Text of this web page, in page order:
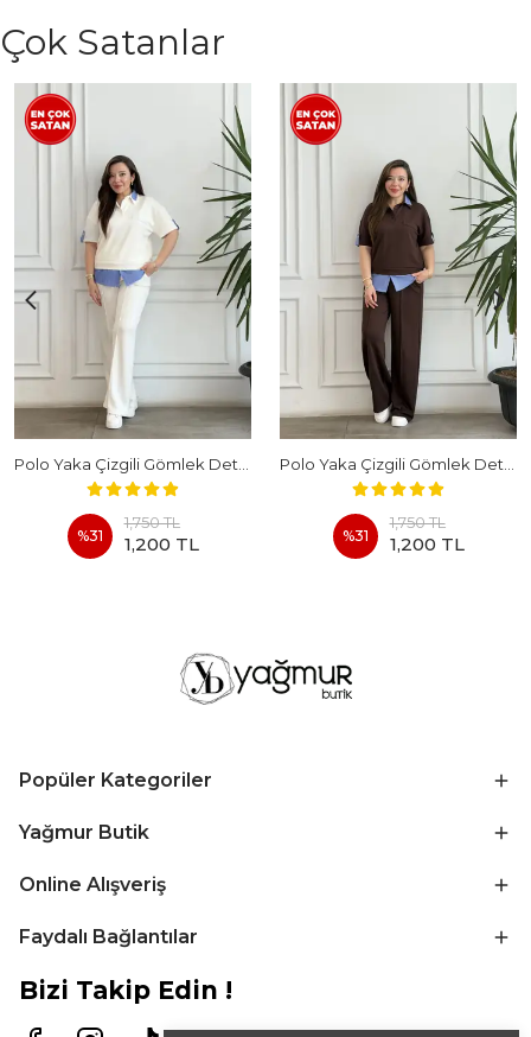
Çok Satanlar
%31
1,750 TL
1,200 TL %31
1,750 TL
1,200 TL
Popüler Kategoriler
Yağmur Butik
Online Alışveriş
Faydalı Bağlantılar
Bizi Takip Edin !